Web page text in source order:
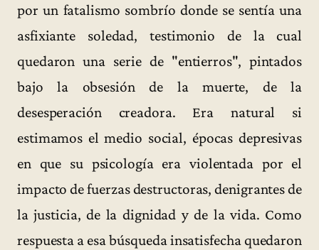
por un fatalismo sombrío donde se sentía una
asfixiante soledad, testimonio de la cual
quedaron una serie de "entierros", pintados
bajo la obsesión de la muerte, de la
desesperación creadora. Era natural si
estimamos el medio social, épocas depresivas
en que su psicología era violentada por el
impacto de fuerzas destructoras, denigrantes de
la justicia, de la dignidad y de la vida. Como
respuesta a esa búsqueda insatisfecha quedaron